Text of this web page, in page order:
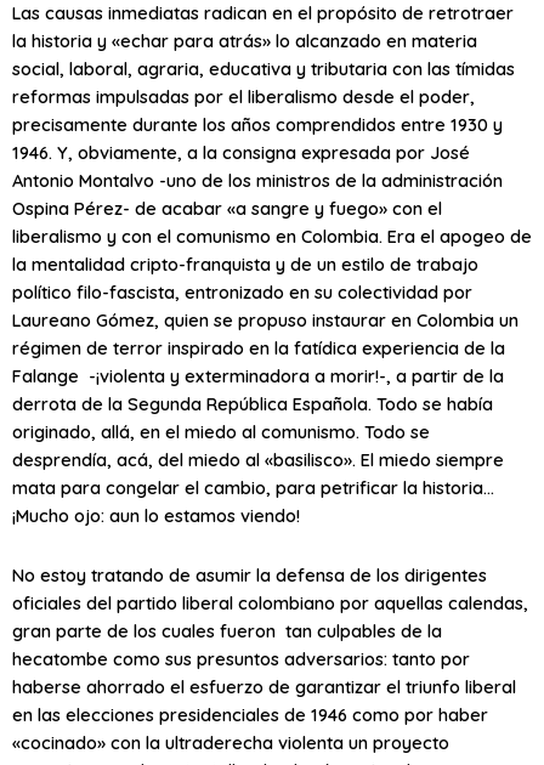
Las causas inmediatas radican en el propósito de retrotraer
la historia y «echar para atrás» lo alcanzado en materia
social, laboral, agraria, educativa y tributaria con las tímidas
reformas impulsadas por el liberalismo desde el poder,
precisamente durante los años comprendidos entre 1930 y
1946. Y, obviamente, a la consigna expresada por José
Antonio Montalvo -uno de los ministros de la administración
Ospina Pérez- de acabar «a sangre y fuego» con el
liberalismo y con el comunismo en Colombia. Era el apogeo de
la mentalidad cripto-franquista y de un estilo de trabajo
político filo-fascista, entronizado en su colectividad por
Laureano Gómez, quien se propuso instaurar en Colombia un
régimen de terror inspirado en la fatídica experiencia de la
Falange -¡violenta y exterminadora a morir!-, a partir de la
derrota de la Segunda República Española. Todo se había
originado, allá, en el miedo al comunismo. Todo se
desprendía, acá, del miedo al «basilisco». El miedo siempre
mata para congelar el cambio, para petrificar la historia…
¡Mucho ojo: aun lo estamos viendo!
No estoy tratando de asumir la defensa de los dirigentes
oficiales del partido liberal colombiano por aquellas calendas,
gran parte de los cuales fueron tan culpables de la
hecatombe como sus presuntos adversarios: tanto por
haberse ahorrado el esfuerzo de garantizar el triunfo liberal
en las elecciones presidenciales de 1946 como por haber
«cocinado» con la ultraderecha violenta un proyecto